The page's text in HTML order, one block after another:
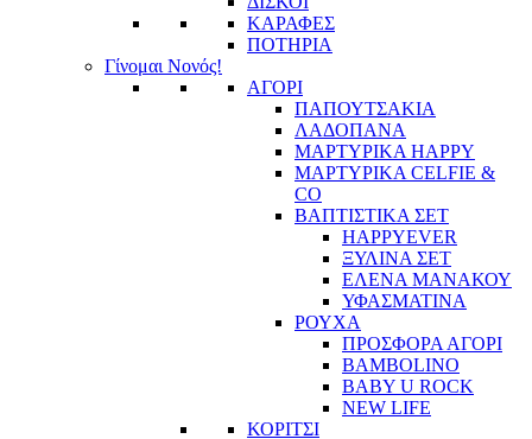
ΚΑΡΑΦΕΣ
ΠΟΤΗΡΙΑ
Γίνομαι Νονός!
ΑΓΟΡΙ
ΠΑΠΟΥΤΣΑΚΙΑ
ΛΑΔΟΠΑΝΑ
ΜΑΡΤΥΡΙΚΑ HAPPY
ΜΑΡΤΥΡΙΚΑ CELFIE &
CO
ΒΑΠΤΙΣΤΙΚΑ ΣΕΤ
HAPPYEVER
ΞΥΛΙΝΑ ΣΕΤ
ΕΛΕΝΑ ΜΑΝΑΚΟΥ
ΥΦΑΣΜΑΤΙΝΑ
ΡΟΥΧΑ
ΠΡΟΣΦΟΡΑ ΑΓΟΡΙ
BAMBOLINO
BABY U ROCK
NEW LIFE
ΚΟΡΙΤΣΙ